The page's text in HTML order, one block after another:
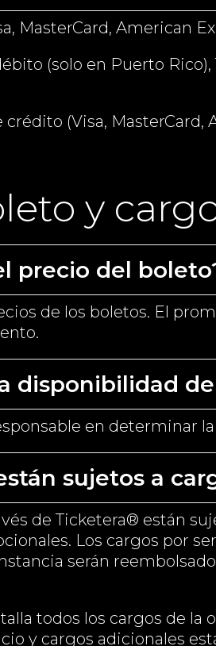
MasterCard, American
(solo en Puerto
(Visa, MasterCard,
y
precio del
de los boletos. El
disponibilidad
en determinar
sujetos a
de Ticketera® están
Los cargos por
serán
todos los cargos de la
y cargos adicionales